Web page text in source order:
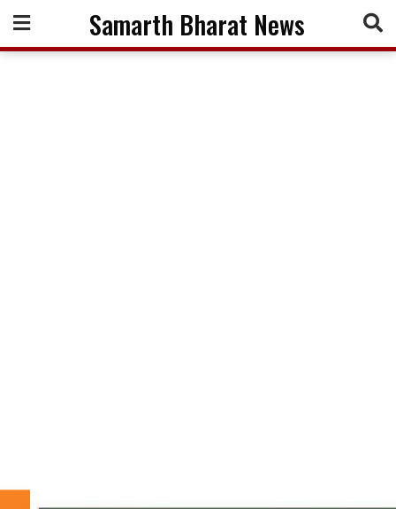
content
Samarth Bharat News